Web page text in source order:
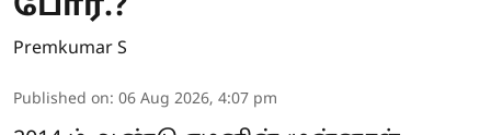
Premkumar S
Published on: 06 Aug 2026, 4:07 pm